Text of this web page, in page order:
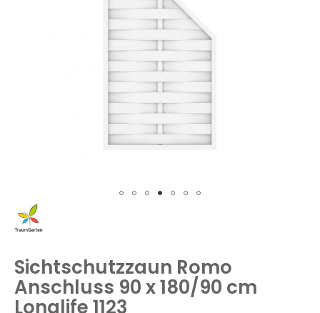
Zum
Anfang
springen
Sichtschutzzaun Romo
Anschluss 90 x 180/90 cm
Longlife 1123